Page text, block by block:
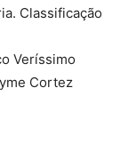
Classificação
Veríssimo
Cortez